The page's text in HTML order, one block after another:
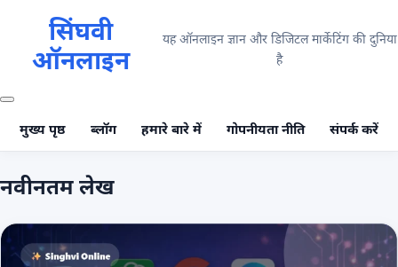
सिंघवी
ऑनलाइन
यह ऑनलाइन ज्ञान और डिजिटल मार्केटिंग की दुनिया
है
मुख्य पृष्ठ ब्लॉग हमारे बारे में गोपनीयता नीति संपर्क करें
नवीनतम लेख